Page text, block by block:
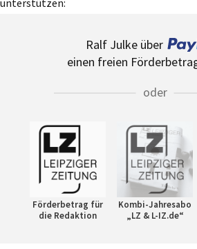
unterstützen:
Ralf Julke über
einen freien
oder
Förderbetrag für
die Redaktion
Kombi-Jahresabo
„LZ & L-IZ.de“